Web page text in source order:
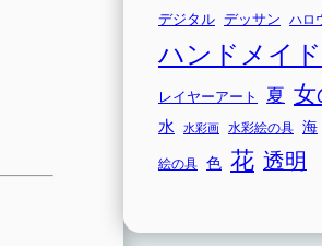
デジタル デッサン ハロ
ハンドメイド
レイヤーアート 夏 女
水
水彩画 水彩絵の具 海
絵の具 色 花 透明